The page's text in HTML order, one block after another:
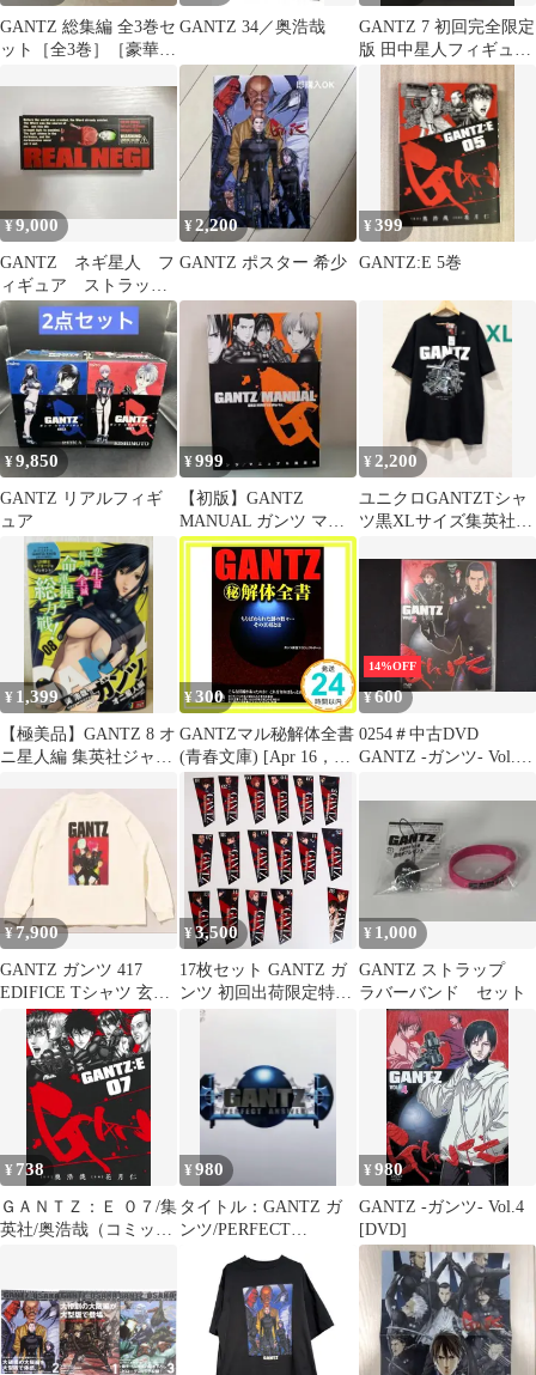
GANTZ 総集編 全3巻セ
ット［全3巻］［豪華付
GANTZ 34／奥浩哉
GANTZ 7 初回完全限定
版 田中星人フィギュア
¥9,000
GANTZ ネギ星人 フ
ィギュア ストラッ
プ ガンツ 奥浩哉
¥2,200
GANTZ ポスター 希少
¥399
GANTZ:E 5巻
¥9,850
GANTZ リアルフィギ
ュア
¥999
【初版】GANTZ
MANUAL ガンツ マニ
ュアル 公式ガイドブッ
ク 奥浩哉
¥ 2,200
ユニクロGANTZTシャ
ツ黒XLサイズ集英社T
UNIQLO
¥ 1,399
【極美品】GANTZ 8 オ
ニ星人編 集英社ジャン
¥300
GANTZマル秘解体全書
(青春文庫) [Apr 16，
2011] ガンツ調査プロ
ジェクトチーム_02
14%OFF
¥600
0254＃中古DVD
GANTZ -ガンツ- Vol.2
¥7,900
GANTZ ガンツ 417
EDIFICE Tシャツ 玄野
レイカ XLサイズ
¥3,500
17枚セット GANTZ ガ
ンツ 初回出荷限定特典
しおり 奥浩哉描き下ろ
¥ 1,000
GANTZ ストラップ
ラバーバンド セット
¥ 738
ＧＡＮＴＺ：Ｅ ０７/集
英社/奥浩哉（コミッ
¥980
タイトル：GANTZ ガ
ンツ/PERFECT
ANSWER
¥980
GANTZ -ガンツ- Vol.4
[DVD]